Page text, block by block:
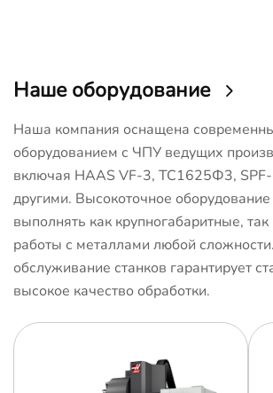
Наше оборудование
Наша компания оснащена
оборудованием с ЧПУ ведущих
включая HAAS VF-3, ТС1625Ф3,
другими. Высокоточное
выполнять как крупногабаритные,
работы с металлами любой
обслуживание станков гарантирует
высокое качество обработки.